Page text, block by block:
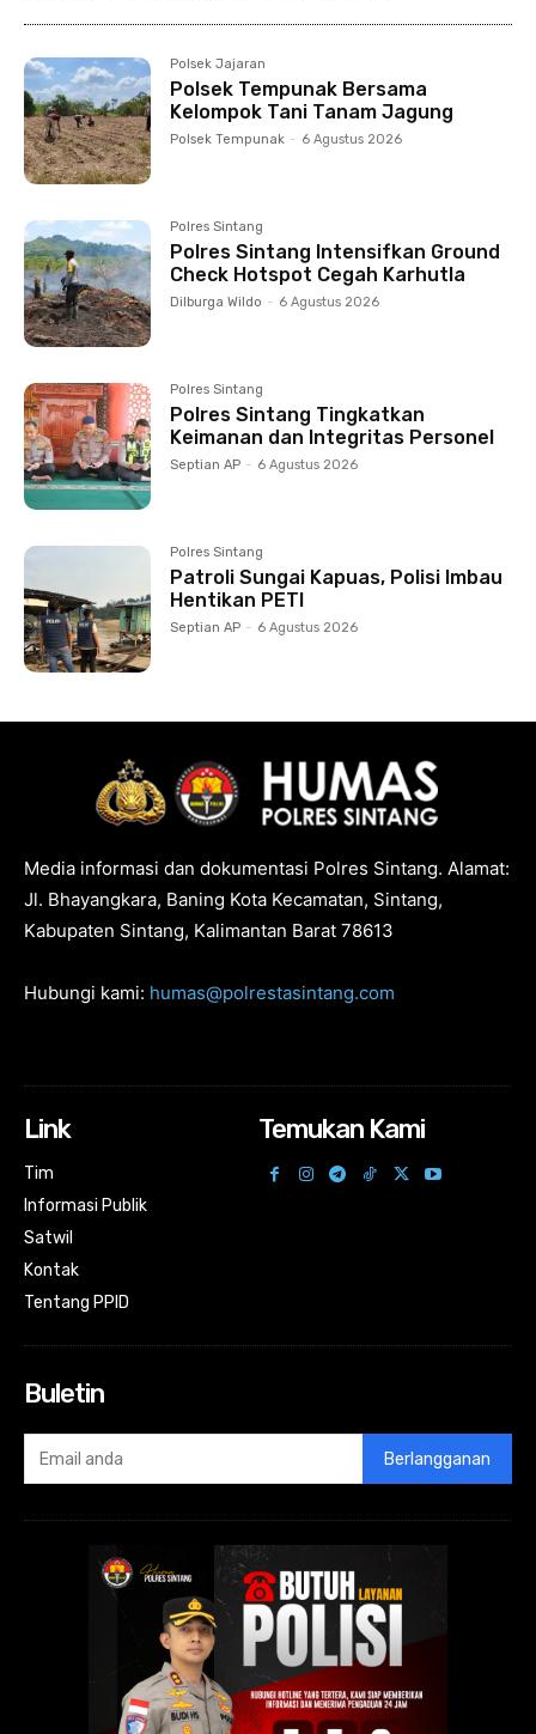
Polsek Jajaran
Polsek Tempunak Bersama
Kelompok Tani Tanam Jagung
Polsek Tempunak - 6 Agustus 2026
Polres Sintang
Polres Sintang Intensifkan Ground
Check Hotspot Cegah Karhutla
Dilburga Wildo - 6 Agustus 2026
Polres Sintang
Polres Sintang Tingkatkan
Keimanan dan Integritas Personel
Septian AP - 6 Agustus 2026
Polres Sintang
Patroli Sungai Kapuas, Polisi Imbau
Hentikan PETI
Septian AP - 6 Agustus 2026
Media informasi dan dokumentasi Polres Sintang. Alamat:
Jl. Bhayangkara, Baning Kota Kecamatan, Sintang,
Kabupaten Sintang, Kalimantan Barat 78613
Hubungi kami: humas@polrestasintang.com
Link
Tim
Informasi Publik
Satwil
Kontak
Tentang PPID
Temukan Kami
Buletin
Berlangganan